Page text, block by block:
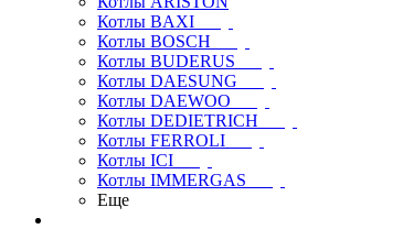
Котлы BAXI
Котлы BOSCH
Котлы BUDERUS
Котлы DAESUNG
Котлы DAEWOO
Котлы DEDIETRICH
Котлы FERROLI
Котлы ICI
Котлы IMMERGAS
Еще